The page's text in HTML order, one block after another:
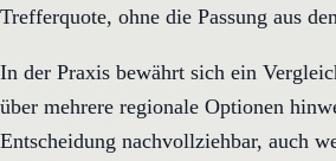
Trefferquote, ohne die Passung aus
In der Praxis bewährt sich ein
über mehrere regionale Optionen
Entscheidung nachvollziehbar, auch